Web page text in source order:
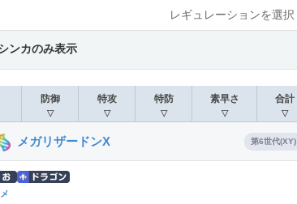
レギュレーションを選択
ンカのみ表示
防御
▽
特攻
▽
特防
▽
素早さ
▽
合計
▽
メガリザードンX 第6世代(XY)